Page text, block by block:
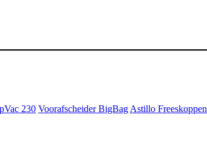
230 Voorafscheider BigBag Astillo Freeskoppen